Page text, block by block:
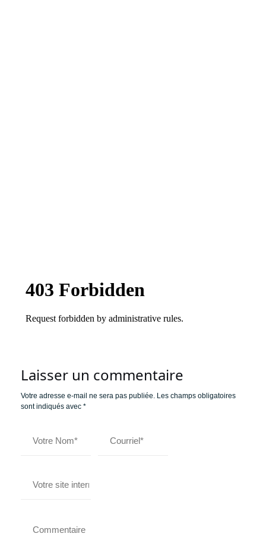
Laisser un commentaire
Votre adresse e-mail ne sera pas publiée. Les champs obligatoires
sont indiqués avec *